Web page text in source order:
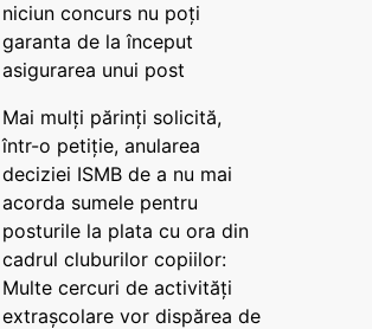
niciun concurs nu poți
garanta de la început
asigurarea unui post
Mai mulți părinți solicită,
într-o petiție, anularea
deciziei ISMB de a nu mai
acorda sumele pentru
posturile la plata cu ora din
cadrul cluburilor copiilor:
Multe cercuri de activități
extrașcolare vor dispărea de